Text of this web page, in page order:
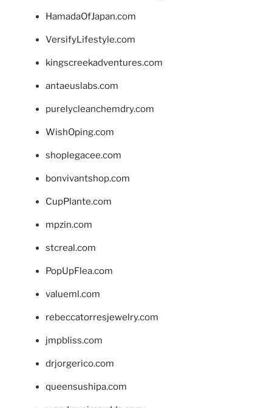
HamadaOfJapan.com
VersifyLifestyle.com
kingscreekadventures.com
antaeuslabs.com
purelycleanchemdry.com
WishOping.com
shoplegacee.com
bonvivantshop.com
CupPlante.com
mpzin.com
stcreal.com
PopUpFlea.com
valueml.com
rebeccatorresjewelry.com
jmpbliss.com
drjorgerico.com
queensushipa.com